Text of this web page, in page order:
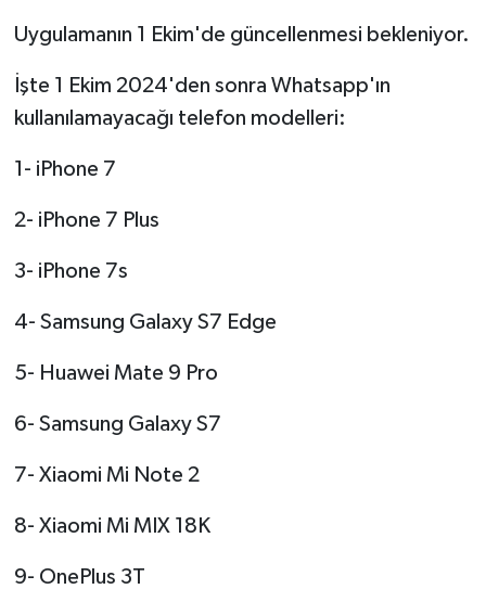
Uygulamanın 1 Ekim'de güncellenmesi bekleniyor.
İşte 1 Ekim 2024'den sonra Whatsapp'ın
kullanılamayacağı telefon modelleri:
1- iPhone 7
2- iPhone 7 Plus
3- iPhone 7s
4- Samsung Galaxy S7 Edge
5- Huawei Mate 9 Pro
6- Samsung Galaxy S7
7- Xiaomi Mi Note 2
8- Xiaomi Mi MIX 18K
9- OnePlus 3T